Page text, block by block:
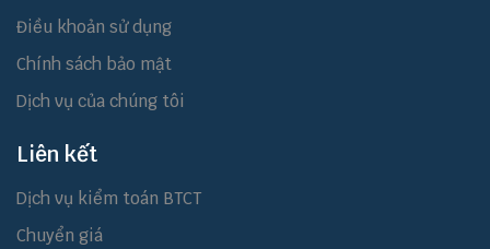
Điều khoản sử dụng
Chính sách bảo mật
Dịch vụ của chúng tôi
Liên kết
Dịch vụ kiểm toán BTCT
Chuyển giá